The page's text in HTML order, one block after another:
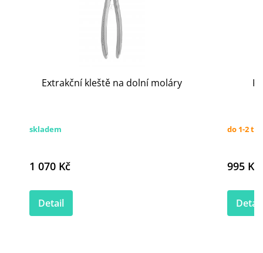
Extrakční kleště na dolní moláry
skladem
1 070 Kč
Detail
do 1-2
995 Kč
Detail